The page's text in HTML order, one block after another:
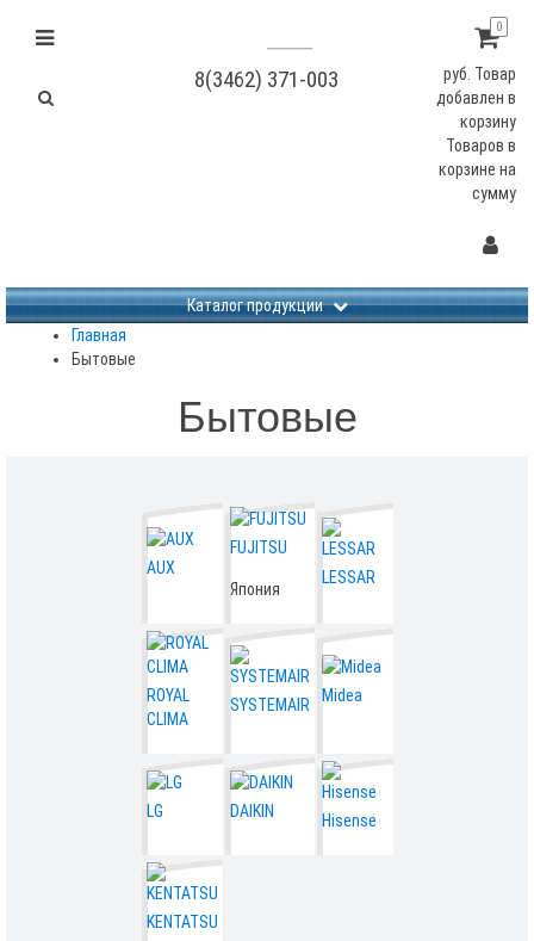
8(3462) 371-003
0
руб. Товар
добавлен в
корзину
Товаров в
корзине на
сумму
Не заданы изображения Каталог продукции
Главная
Бытовые
Бытовые
AUX
FUJITSU
Япония
LESSAR
ROYAL
CLIMA
SYSTEMAIR Midea
LG DAIKIN Hisense
KENTATSU